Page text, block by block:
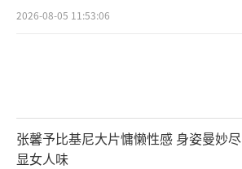
2026-08-05 11:53:06
张馨予比基尼大片慵懒性感 身姿曼妙尽
显女人味